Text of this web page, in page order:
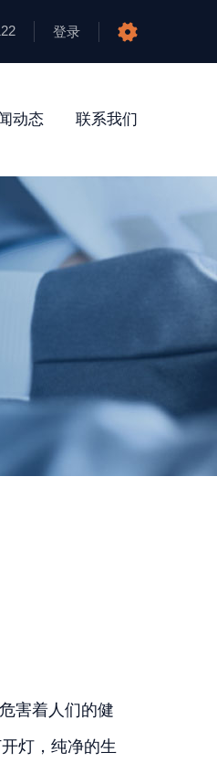
登录
动态 联系我们
害着人们的健
灯，纯净的生